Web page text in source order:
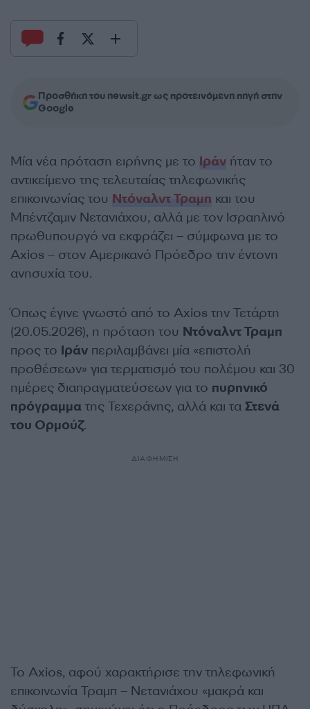
Προσθήκη του newsit.gr ως προτεινόμενη πηγή στην
Google
Μία νέα πρόταση ειρήνης με το Ιράν ήταν το
αντικείμενο της τελευταίας τηλεφωνικής
επικοινωνίας του Ντόναλντ Τραμπ και του
Μπέντζαμιν Νετανιάχου, αλλά με τον Ισραηλινό
πρωθυπουργό να εκφράζει – σύμφωνα με το
Axios – στον Αμερικανό Πρόεδρο την έντονη
ανησυχία του.
Όπως έγινε γνωστό από το Axios την Τετάρτη
(20.05.2026), η πρόταση του Ντόναλντ Τραμπ
προς το Ιράν περιλαμβάνει μία «επιστολή
προθέσεων» για τερματισμό του πολέμου και 30
ημέρες διαπραγματεύσεων για το πυρηνικό
πρόγραμμα της Τεχεράνης, αλλά και τα Στενά
του Ορμούζ.
ΔΙΑΦΗΜΙΣΗ
To Axios, αφού χαρακτήρισε την τηλεφωνική
επικοινωνία Τραμπ – Νετανιάχου «μακρά και